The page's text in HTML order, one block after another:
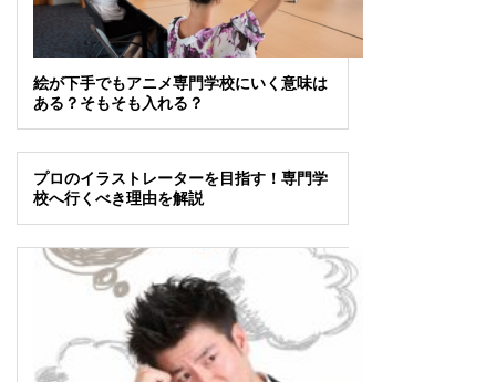
絵が下手でもアニメ専門学校にいく意味は
ある？そもそも入れる？
プロのイラストレーターを目指す！専門学
校へ行くべき理由を解説